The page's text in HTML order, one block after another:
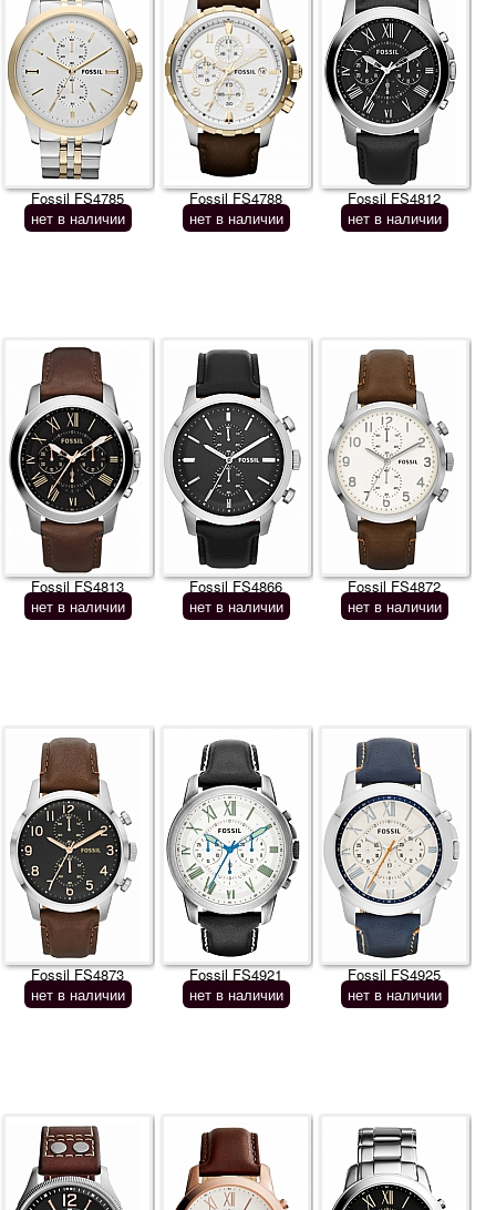
Fossil FS4785
нет в наличии
Fossil FS4788
нет в наличии
Fossil FS4812
нет в наличии
Fossil FS4813
нет в наличии
Fossil FS4866
нет в наличии
Fossil FS4872
нет в наличии
Fossil FS4873
нет в наличии
Fossil FS4921
нет в наличии
Fossil FS4925
нет в наличии